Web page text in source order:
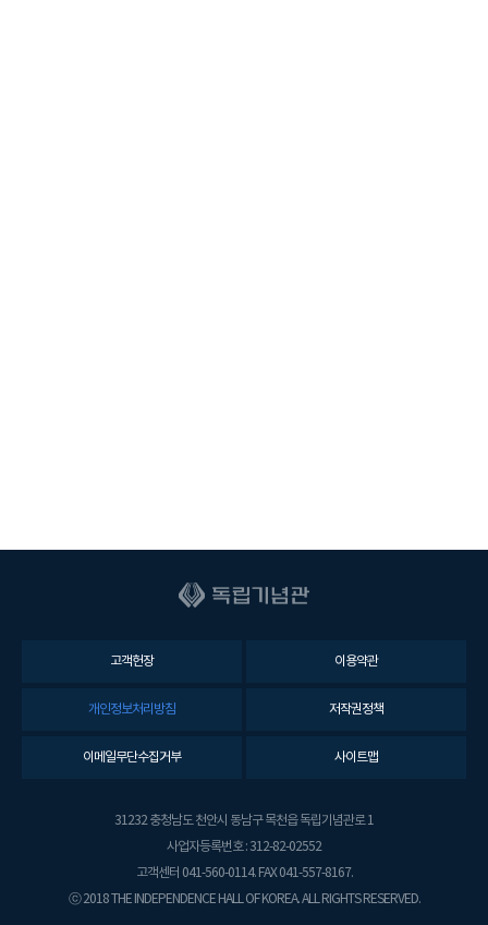
고객헌장 이용약관
개인정보처리방침 저작권정책
이메일무단수집거부 사이트맵
31232 충청남도 천안시 동남구 목천읍 독립기념관로 1
사업자등록번호 : 312-82-02552
고객센터 041-560-0114. FAX 041-557-8167.
ⓒ 2018 THE INDEPENDENCE HALL OF KOREA. ALL RIGHTS RESERVED.